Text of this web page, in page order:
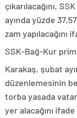
çıkarılacağını,
ayında yüzde
zam yapılacağını
SSK-Bağ-Kur
Karakaş, şubat
düzenlemesinin
torba yasada
yer alacağını